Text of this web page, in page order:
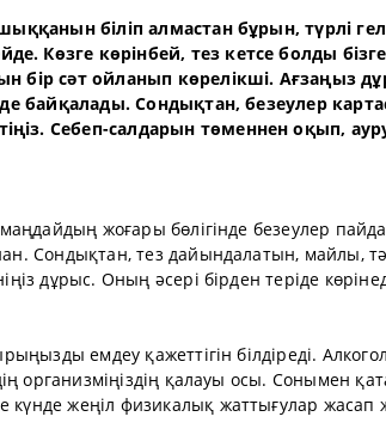
біліп алмастан бұрын, түрлі
Көзге көрінбей, тез кетсе болды
бір сәт ойланып көрелікші. Ағзаңыз
байқалады. Сондықтан, безеулер
Себеп-салдарын төменнен оқып,
жоғары бөлігінде безеулер
Сондықтан, тез дайындалатын, майлы,
дұрыс. Оның әсері бірден теріде
емдеу қажеттігін білдіреді.
организміңіздің қалауы осы. Сонымен
жеңіл физикалық жаттығулар жасап